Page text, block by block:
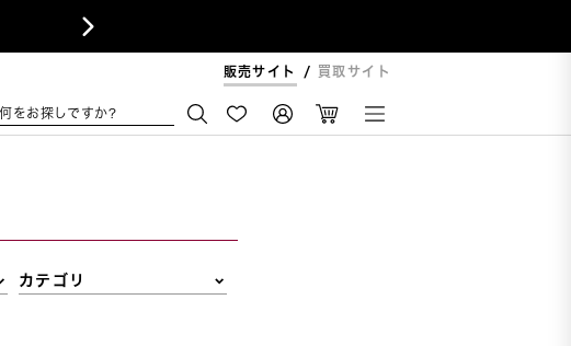

販売サイト 買取サイト
何をお探しですか?
カテゴリ